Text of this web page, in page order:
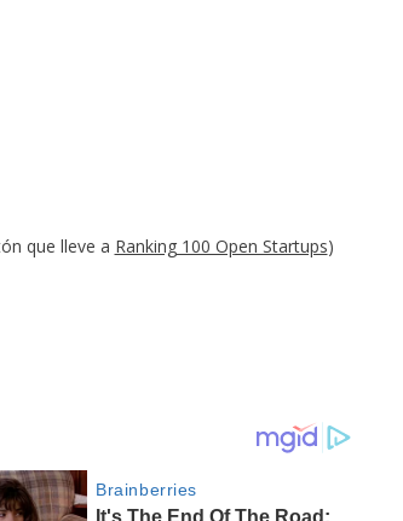
que lleve a Ranking 100 Open Startups)